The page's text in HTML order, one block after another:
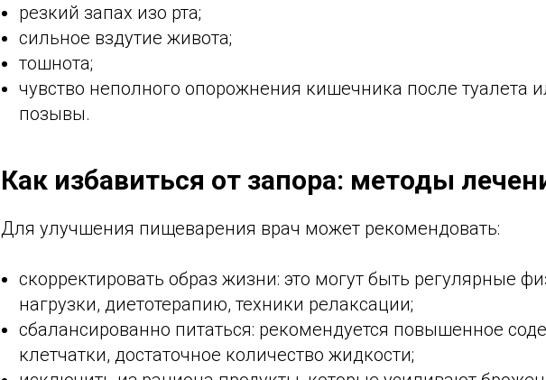
резкий запах изо рта;
сильное вздутие живота;
тошнота;
чувство неполного опорожнения кишечника после туалета
позывы.
Как избавиться от запора: методы
Для улучшения пищеварения врач может рекомендовать:
скорректировать образ жизни: это могут быть регулярные
нагрузки, диетотерапию, техники релаксации;
сбалансированно питаться: рекомендуется повышенное
клетчатки, достаточное количество жидкости;